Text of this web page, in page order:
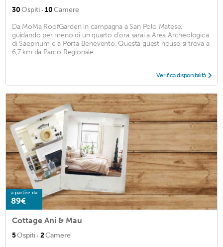
30Ospiti · 10Camere
Da MoMa RoofGarden in campagna a San Polo Matese,
guidando per meno di un quarto d'ora sarai a Area Archeologica
di Saepinum e a Porta Benevento. Questa guest house si trova a
6,7 km da Parco Regionale ...
Verifica disponibilità
a partire da
89€
Cottage Ani & Mau
5Ospiti · 2Camere